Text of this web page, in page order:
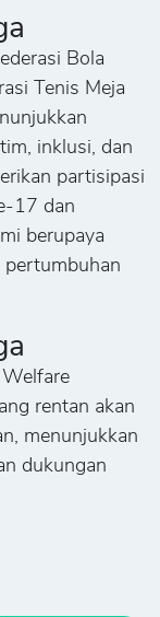
Bola
Tenis Meja
inklusi, dan
partisipasi
17 dan
berupaya
pertumbuhan
rentan akan
menunjukkan
dukungan